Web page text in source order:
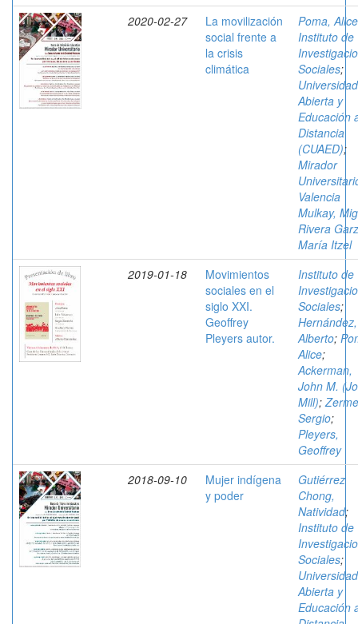
2020-02-27
La movilización
social frente a
la crisis
climática
Poma, Alice
Instituto de
Sociales;
Universidad
Abierta y
Educación
Distancia
(CUAED);
Mirador
Valencia
Mulkay,
Rivera
María Itzel
2019-01-18
Movimientos
sociales en el
siglo XXI.
Geoffrey
Pleyers autor.
Instituto de
Sociales;
Hernández,
Alberto;
Alice;
Ackerman,
John M.
Mill);
Sergio;
Pleyers,
Geoffrey
2018-09-10
Mujer indígena
y poder
Gutiérrez
Chong,
Natividad;
Instituto de
Sociales;
Universidad
Abierta y
Educación